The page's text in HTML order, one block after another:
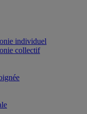
individuel
collectif